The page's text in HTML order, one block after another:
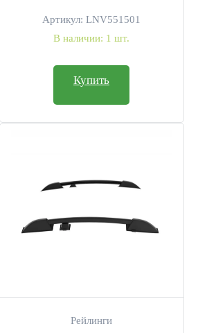
Артикул: LNV551501
В наличии: 1 шт.
Купить
Рейлинги